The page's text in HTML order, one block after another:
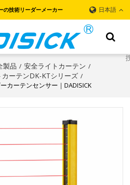
の技術リーダーメーカー 日本語
製品 / 安全ライトカーテン /
ーテンDK-KTシリーズ /
カーテンセンサー｜DADISICK